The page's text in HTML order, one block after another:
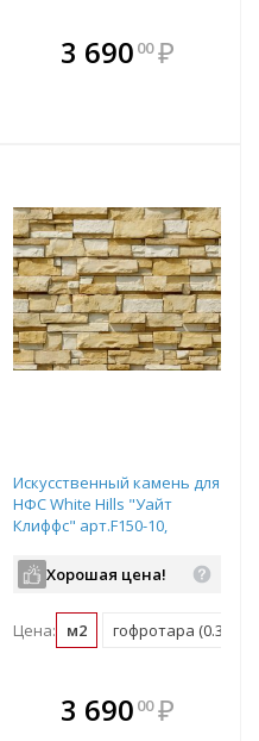
В комплекте
всегда выгоднее!
3 690 00 ₽
мастербокс (8.4 м2)
В комплекте
всегда выгоднее!
Искусственный камень для
НФС White Hills "Уайт
Клиффс" арт.F150-10,
Хорошая цена!
Цена: м2 гофротара (0.35 м2)
3 690 00 ₽